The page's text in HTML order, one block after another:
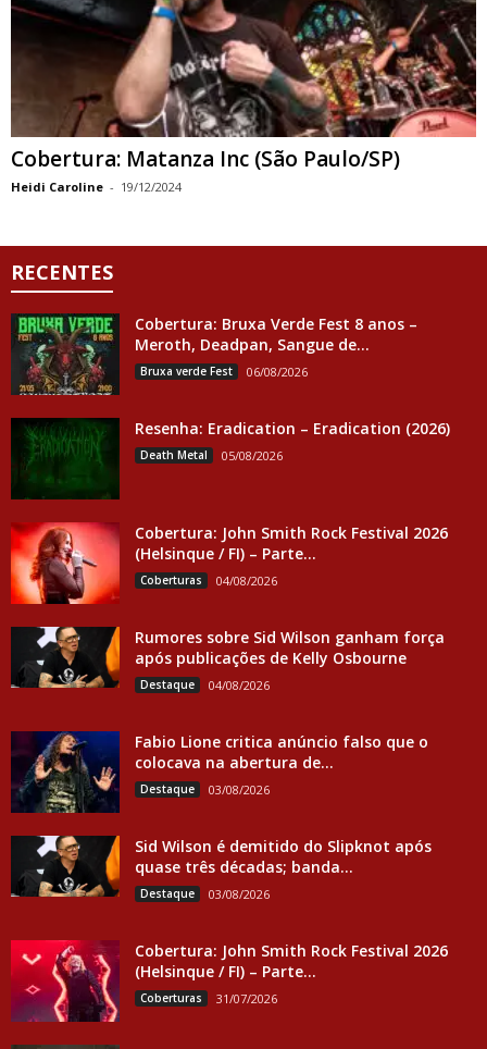
Cobertura: Matanza Inc (São Paulo/SP)
Heidi Caroline - 19/12/2024
RECENTES
Cobertura: Bruxa Verde Fest 8 anos –
Meroth, Deadpan, Sangue de...
Bruxa verde Fest 06/08/2026
Resenha: Eradication – Eradication (2026)
Death Metal 05/08/2026
Cobertura: John Smith Rock Festival 2026
(Helsinque / FI) – Parte...
Coberturas 04/08/2026
Rumores sobre Sid Wilson ganham força
após publicações de Kelly Osbourne
Destaque 04/08/2026
Fabio Lione critica anúncio falso que o
colocava na abertura de...
Destaque 03/08/2026
Sid Wilson é demitido do Slipknot após
quase três décadas; banda...
Destaque 03/08/2026
Cobertura: John Smith Rock Festival 2026
(Helsinque / FI) – Parte...
Coberturas 31/07/2026